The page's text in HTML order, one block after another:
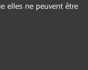
elles ne peuvent être